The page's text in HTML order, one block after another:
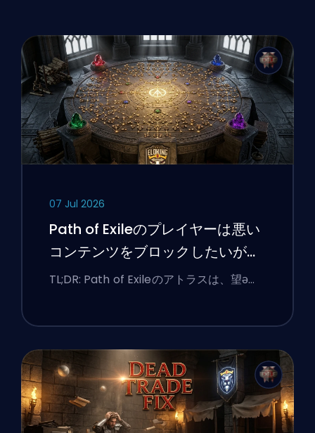
07 Jul 2026
Path of Exileのプレイヤーは悪い
コンテンツをブロックしたいが、
UIは今もなお彼らに抵抗している
TL;DR: Path of Exileのアトラスは、望ә…